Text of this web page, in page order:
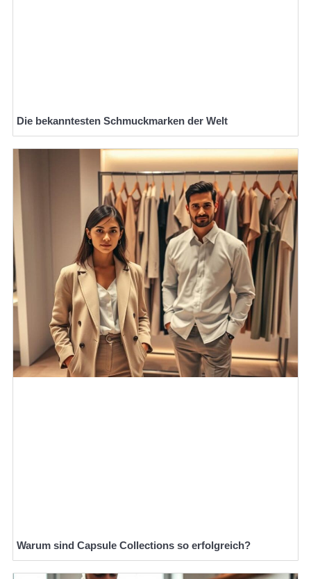
Die bekanntesten Schmuckmarken der Welt
Warum sind Capsule Collections so erfolgreich?